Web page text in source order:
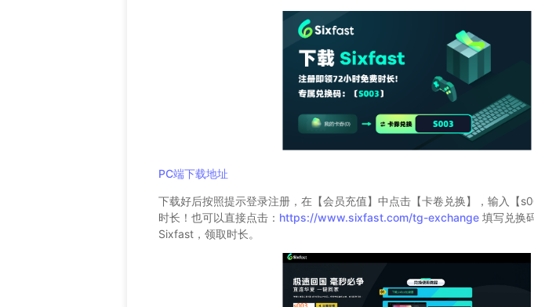
PC端下载地址
下载好后按照提示登录注册，在【会员充值】中点击【卡卷兑换】，输入【
时长！也可以直接点击： https://www.sixfast.com/tg-exchange 填写兑换
Sixfast，领取时长。